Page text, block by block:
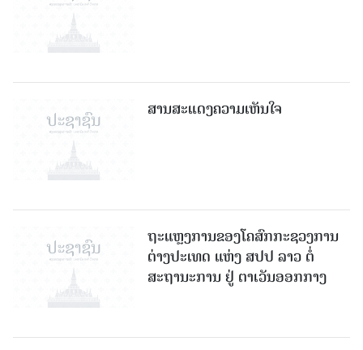
ສານສະແດງຄວາມເຫັນໃຈ
ຖະແຫຼງການຂອງໂຄສົກກະຊວງການ
ຕ່າງປະເທດ ແຫ່ງ ສປປ ລາວ ຕໍ່
ສະຖານະການ ຢູ່ ຕາເວັນອອກກາງ